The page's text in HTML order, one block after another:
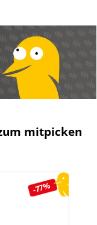
mitpicken
-77%